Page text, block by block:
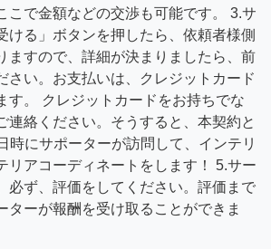
こで金額などの交渉も可能です。 3.サ
ける」ボタンを押したら、依頼者様側
ますので、詳細が決まりましたら、前
さい。お支払いは、クレジットカード
す。 クレジットカードをお持ちでな
連絡ください。そうすると、本契約と
時にサポーターが訪問して、インテリ
リアコーディネートをします！ 5.サー
必ず、評価をしてください。評価まで
ターが報酬を受け取ることができま